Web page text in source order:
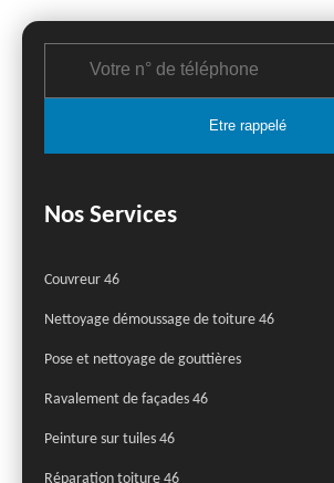
Nos Services
Couvreur 46
Nettoyage démoussage de toiture 46
Pose et nettoyage de gouttières
Ravalement de façades 46
Peinture sur tuiles 46
Réparation toiture 46